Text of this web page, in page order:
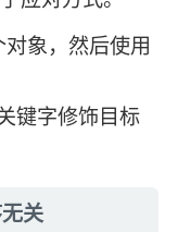
象，然后使用
键字修饰目标
关